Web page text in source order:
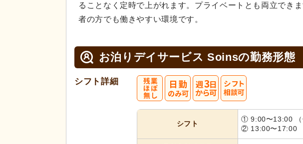
ることなく定時で上がれます。プライベートとも両立でき
者の方でも働きやすい環境です。
お泊りデイサービス Soinsの勤務形態
シフト詳細
シフト
① 9:00〜13:00 （
② 13:00〜17:00